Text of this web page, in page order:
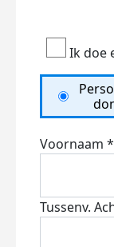
Ik doe
Voornaam *
Tussenv.